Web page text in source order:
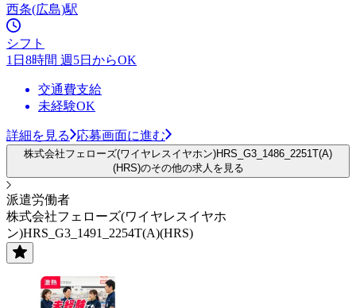
西条(広島)駅
シフト
1日8時間 週5日からOK
交通費支給
未経験OK
詳細を見る 応募画面に進む
株式会社フェローズ(ワイヤレスイヤホン)HRS_G3_1486_2251T(A)
(HRS)のその他の求人を見る
派遣労働者
株式会社フェローズ(ワイヤレスイヤホ
ン)HRS_G3_1491_2254T(A)(HRS)